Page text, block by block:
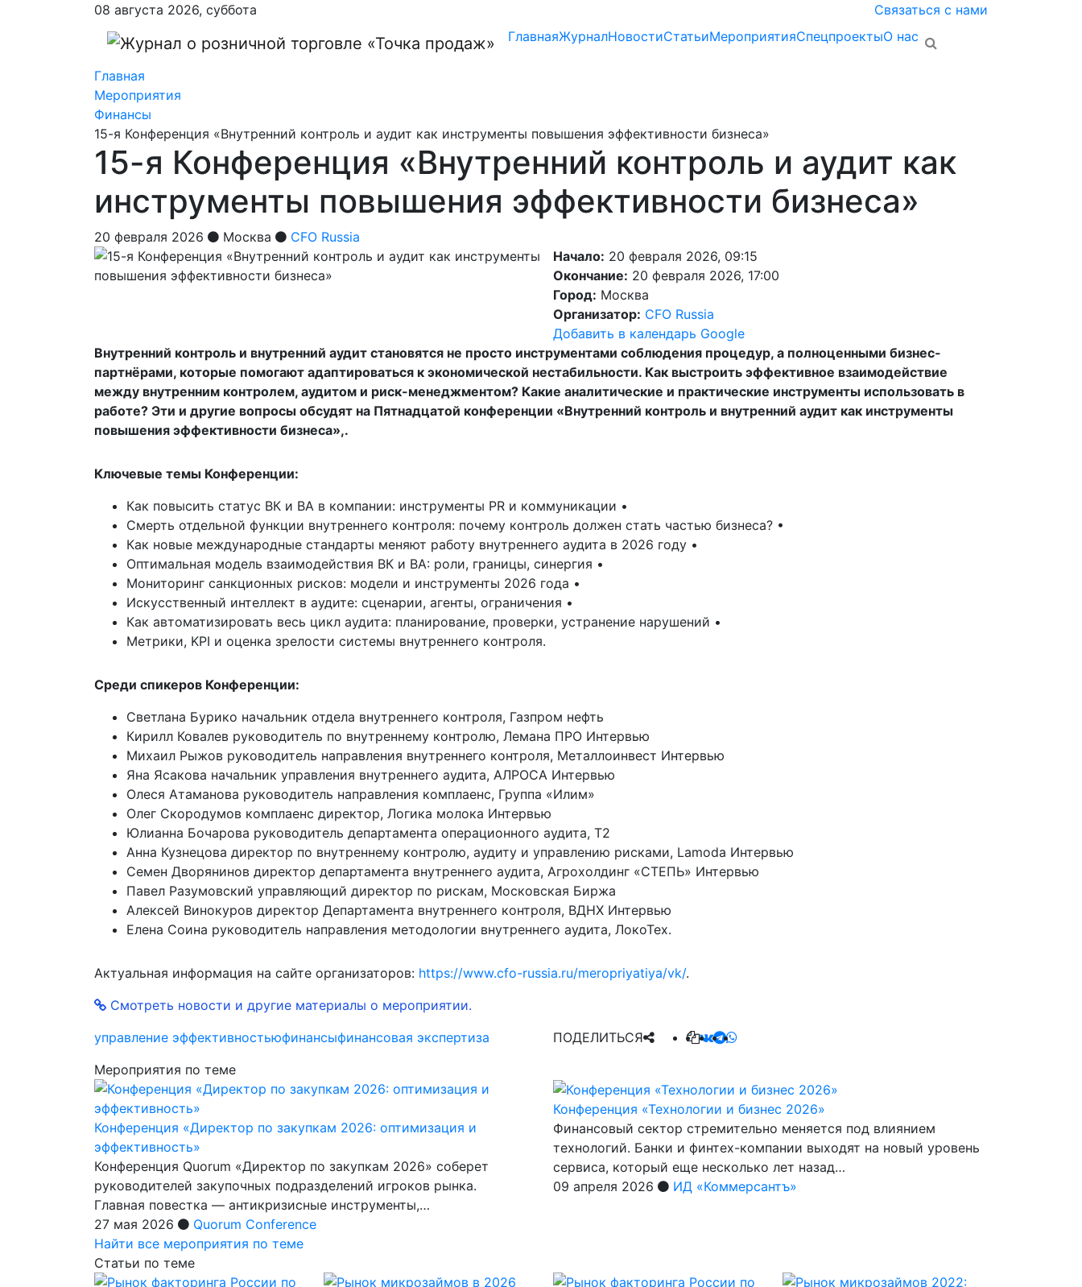
08 августа 2026, суббота
Связаться с нами
ГлавнаяЖурналНовостиСтатьиМероприятияСпецпроектыО нас
Главная
Мероприятия
Финансы
15-я Конференция «Внутренний контроль и аудит как инструменты повышения эффективности бизнеса»
15-я Конференция «Внутренний контроль и аудит как
инструменты повышения эффективности бизнеса»
20 февраля 2026 Москва
CFO Russia
Начало: 20 февраля 2026, 09:15
Окончание: 20 февраля 2026, 17:00
Город: Москва
Организатор: CFO Russia
Добавить в календарь Google
Внутренний контроль и внутренний аудит становятся не просто инструментами соблюдения процедур, а полноценными бизнес-
партнёрами, которые помогают адаптироваться к экономической нестабильности. Как выстроить эффективное взаимодействие
между внутренним контролем, аудитом и риск-менеджментом? Какие аналитические и практические инструменты использовать в
работе? Эти и другие вопросы обсудят на Пятнадцатой конференции «Внутренний контроль и внутренний аудит как инструменты
повышения эффективности бизнеса»,.
Ключевые темы Конференции:
Как повысить статус ВК и ВА в компании: инструменты PR и коммуникации •
Смерть отдельной функции внутреннего контроля: почему контроль должен стать частью бизнеса? •
Как новые международные стандарты меняют работу внутреннего аудита в 2026 году •
Оптимальная модель взаимодействия ВК и ВА: роли, границы, синергия •
Мониторинг санкционных рисков: модели и инструменты 2026 года •
Искусственный интеллект в аудите: сценарии, агенты, ограничения •
Как автоматизировать весь цикл аудита: планирование, проверки, устранение нарушений •
Метрики, KPI и оценка зрелости системы внутреннего контроля.
Среди спикеров Конференции:
Светлана Бурико начальник отдела внутреннего контроля, Газпром нефть
Кирилл Ковалев руководитель по внутреннему контролю, Лемана ПРО Интервью
Михаил Рыжов руководитель направления внутреннего контроля, Металлоинвест Интервью
Яна Ясакова начальник управления внутреннего аудита, АЛРОСА Интервью
Олеся Атаманова руководитель направления комплаенс, Группа «Илим»
Олег Скородумов комплаенс директор, Логика молока Интервью
Юлианна Бочарова руководитель департамента операционного аудита, Т2
Анна Кузнецова директор по внутреннему контролю, аудиту и управлению рисками, Lamoda Интервью
Семен Дворянинов директор департамента внутреннего аудита, Агрохолдинг «СТЕПЬ» Интервью
Павел Разумовский управляющий директор по рискам, Московская Биржа
Алексей Винокуров директор Департамента внутреннего контроля, ВДНХ Интервью
Елена Соина руководитель направления методологии внутреннего аудита, ЛокоТех.
Актуальная информация на сайте организаторов: https://www.cfo-russia.ru/meropriyatiya/vk/.
Смотреть новости и другие материалы о мероприятии.
управление эффективностьюфинансыфинансовая экспертиза
ПОДЕЛИТЬСЯ
Мероприятия по теме
Конференция «Директор по закупкам 2026: оптимизация и
эффективность»
Конференция Quorum «Директор по закупкам 2026» соберет
руководителей закупочных подразделений игроков рынка.
Главная повестка — антикризисные инструменты,…
27 мая 2026
Quorum Conference
Конференция «Технологии и бизнес 2026»
Финансовый сектор стремительно меняется под влиянием
технологий. Банки и финтех-компании выходят на новый уровень
сервиса, который еще несколько лет назад…
09 апреля 2026
ИД «Коммерсантъ»
Найти все мероприятия по теме
Статьи по теме